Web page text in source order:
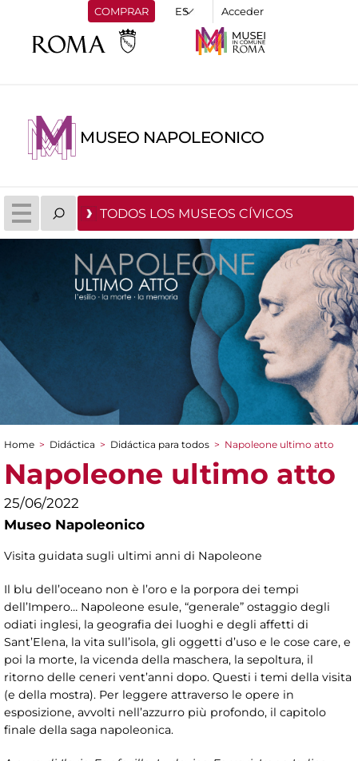
COMPRAR Acceder
MUSEO NAPOLEONICO
TODOS LOS MUSEOS CÍVICOS
You are here
Home > Didáctica > Didáctica para todos > Napoleone ultimo atto
Napoleone ultimo atto
25/06/2022
Museo Napoleonico
Visita guidata sugli ultimi anni di Napoleone
Il blu dell’oceano non è l’oro e la porpora dei tempi
dell’Impero… Napoleone esule, “generale” ostaggio degli
odiati inglesi, la geografia dei luoghi e degli affetti di
Sant’Elena, la vita sull’isola, gli oggetti d’uso e le cose care, e
poi la morte, la vicenda della maschera, la sepoltura, il
ritorno delle ceneri vent’anni dopo. Questi i temi della visita
(e della mostra). Per leggere attraverso le opere in
esposizione, avvolti nell’azzurro più profondo, il capitolo
finale della saga napoleonica.